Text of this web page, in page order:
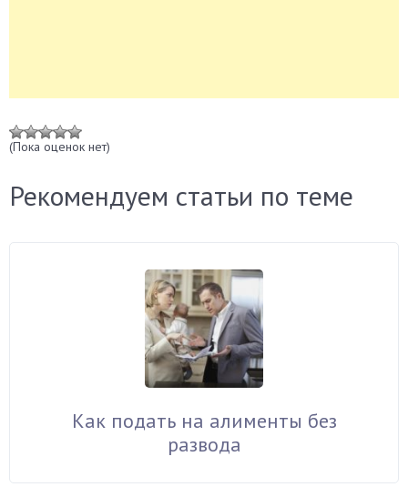
(Пока оценок нет)
Рекомендуем статьи по теме
Как подать на алименты без
развода